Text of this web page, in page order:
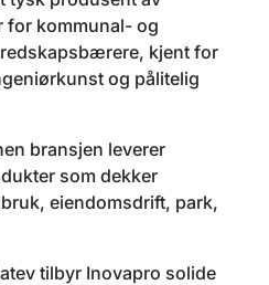
for kommunal- og
kjent for
og pålitelig
bransjen leverer
som dekker
eiendomsdrift, park,
tilbyr Inovapro solide